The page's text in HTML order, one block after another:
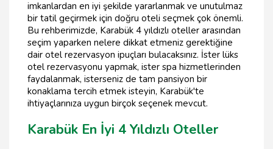
imkanlardan en iyi şekilde yararlanmak ve unutulmaz
bir tatil geçirmek için doğru oteli seçmek çok önemli.
Bu rehberimizde, Karabük 4 yıldızlı oteller arasından
seçim yaparken nelere dikkat etmeniz gerektiğine
dair otel rezervasyon ipuçları bulacaksınız. İster lüks
otel rezervasyonu yapmak, ister spa hizmetlerinden
faydalanmak, isterseniz de tam pansiyon bir
konaklama tercih etmek isteyin, Karabük'te
ihtiyaçlarınıza uygun birçok seçenek mevcut.
Karabük En İyi 4 Yıldızlı Oteller